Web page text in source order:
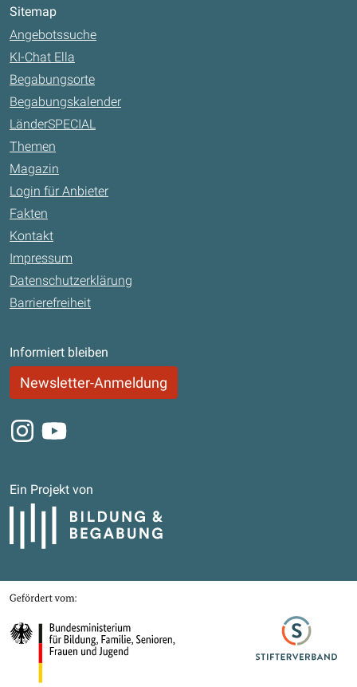
Sitemap
Angebotssuche
KI-Chat Ella
Begabungsorte
Begabungskalender
LänderSPECIAL
Themen
Magazin
Login für Anbieter
Fakten
Kontakt
Impressum
Datenschutzerklärung
Barrierefreiheit
Informiert bleiben
Newsletter-Anmeldung
Instagram
Youtube
Ein Projekt von
Bildung und Begabung
Gefördert von
Bundesministerium für Bildung, Familie, Senioren, Frauen und Jugend
Stifterverband